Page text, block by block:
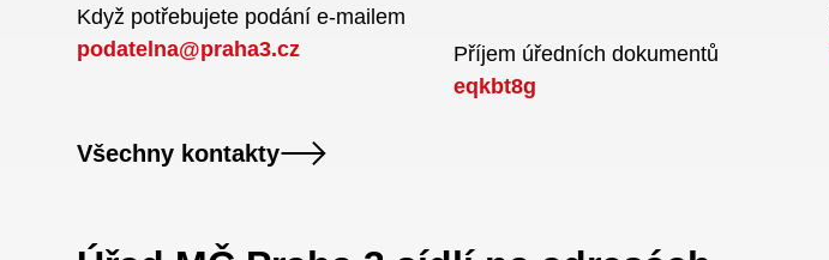
Když potřebujete podání e-mailem
podatelna@praha3.cz
Příjem úředních dokumentů
eqkbt8g
Všechny kontakty